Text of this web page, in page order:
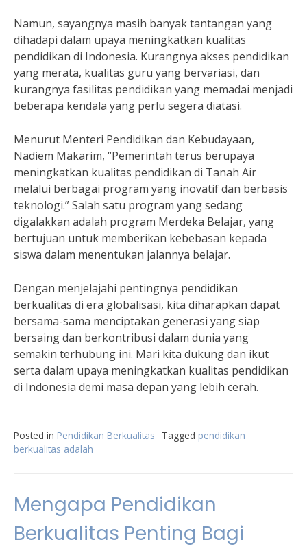
Namun, sayangnya masih banyak tantangan yang
dihadapi dalam upaya meningkatkan kualitas
pendidikan di Indonesia. Kurangnya akses pendidikan
yang merata, kualitas guru yang bervariasi, dan
kurangnya fasilitas pendidikan yang memadai menjadi
beberapa kendala yang perlu segera diatasi.
Menurut Menteri Pendidikan dan Kebudayaan,
Nadiem Makarim, “Pemerintah terus berupaya
meningkatkan kualitas pendidikan di Tanah Air
melalui berbagai program yang inovatif dan berbasis
teknologi.” Salah satu program yang sedang
digalakkan adalah program Merdeka Belajar, yang
bertujuan untuk memberikan kebebasan kepada
siswa dalam menentukan jalannya belajar.
Dengan menjelajahi pentingnya pendidikan
berkualitas di era globalisasi, kita diharapkan dapat
bersama-sama menciptakan generasi yang siap
bersaing dan berkontribusi dalam dunia yang
semakin terhubung ini. Mari kita dukung dan ikut
serta dalam upaya meningkatkan kualitas pendidikan
di Indonesia demi masa depan yang lebih cerah.
Posted in Pendidikan Berkualitas Tagged pendidikan
berkualitas adalah
Mengapa Pendidikan
Berkualitas Penting Bagi